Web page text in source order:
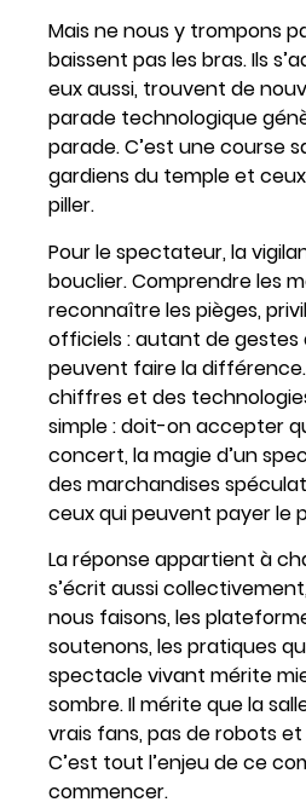
Mais ne nous y trompons
baissent pas les bras. Ils
eux aussi, trouvent de
parade technologique
parade. C’est une course
gardiens du temple et
piller.
Pour le spectateur, la
bouclier. Comprendre les
reconnaître les pièges,
officiels : autant de gestes
peuvent faire la
chiffres et des
simple : doit-on accepter
concert, la magie d’un
des marchandises
ceux qui peuvent payer le
La réponse appartient à
s’écrit aussi
nous faisons, les
soutenons, les pratiques
spectacle vivant mérite
sombre. Il mérite que la
vrais fans, pas de robots
C’est tout l’enjeu de ce
commencer.